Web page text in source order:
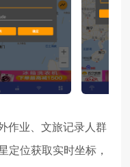
作业、文旅记录人群
定位获取实时坐标，